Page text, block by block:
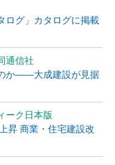
ログ」カタログに掲載
通信社
か――大成建設が見据
ーク日本版
昇 商業・住宅建設改